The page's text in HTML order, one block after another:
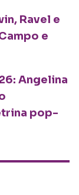
Ravel e
e
Angelina
pop-